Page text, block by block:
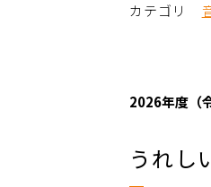
カテゴリ
2026年度（
うれし